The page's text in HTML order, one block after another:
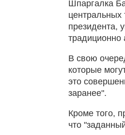
Шпаргалка
центральных
президента,
традиционно
В свою
которые
это
заранее".
Кроме того,
что